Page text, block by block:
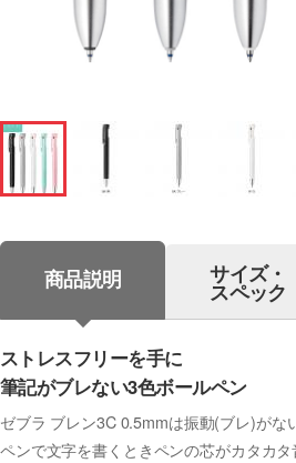
商品説明 サイズ・
スペック
ストレスフリーを手に
筆記がブレない3色ボールペン
ゼブラ ブレン3C 0.5mmは振動(ブレ)がな
ペンで文字を書くときペンの芯がカタカ